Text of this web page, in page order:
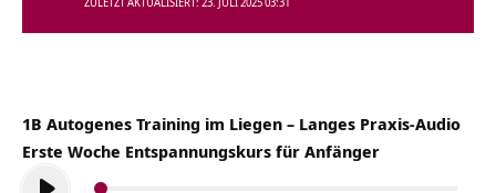
1B Autogenes Training im Liegen – Langes Praxis-Audio
Erste Woche Entspannungskurs für Anfänger
Audio-